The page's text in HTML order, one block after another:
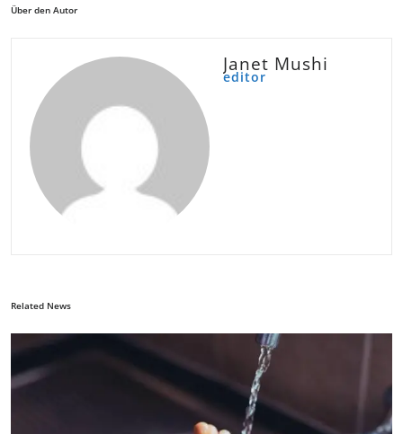
Über den Autor
Janet Mushi
editor
Related News